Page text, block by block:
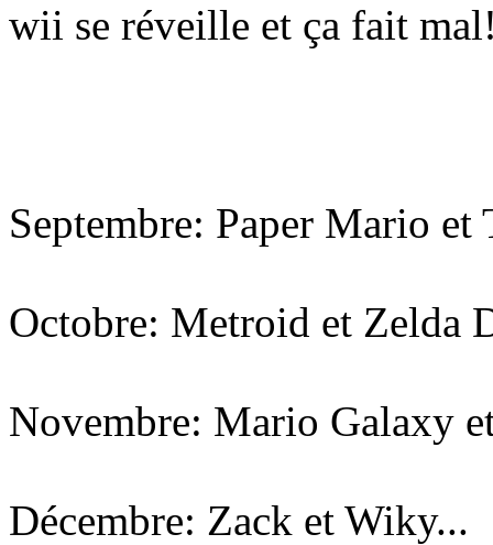
wii se réveille et ça fait
Septembre: Paper Mario et
Octobre: Metroid et Zelda
Novembre: Mario Galaxy
Décembre: Zack et Wiky...